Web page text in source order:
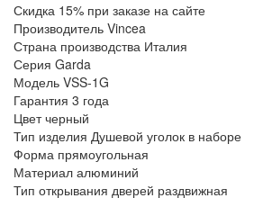
Скидка 15% при заказе на сайте
Производитель Vincea
Страна производства Италия
Серия Garda
Модель VSS-1G
Гарантия 3 года
Цвет черный
Тип изделия Душевой уголок в наборе
Форма прямоугольная
Материал алюминий
Тип открывания дверей раздвижная